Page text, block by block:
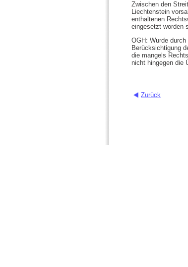
Zwischen den
Liechtenstein
enthaltenen
eingesetzt worden
OGH: Wurde
Berücksichtigung
die mangels
nicht hingegen die
Zurück